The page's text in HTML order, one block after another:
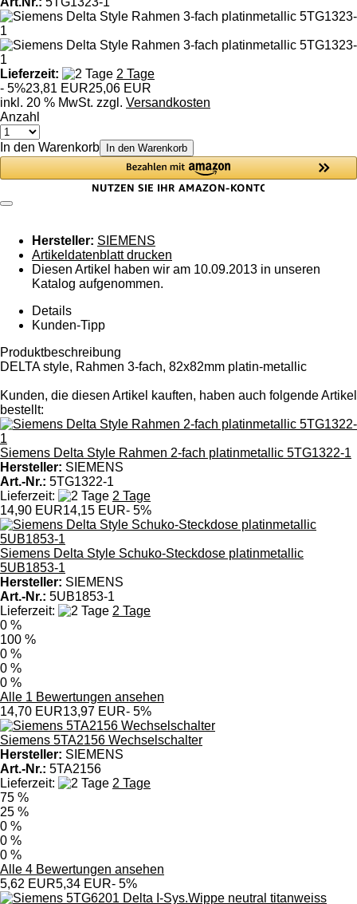
Lieferzeit:
2 Tage
- 5%23,81 EUR25,06 EUR
inkl. 20 % MwSt. zzgl. Versandkosten
Anzahl
In den Warenkorb In den Warenkorb
Hersteller: SIEMENS
Artikeldatenblatt drucken
Diesen Artikel haben wir am 10.09.2013 in unseren
Katalog aufgenommen.
Details
Kunden-Tipp
Produktbeschreibung
DELTA style, Rahmen 3-fach, 82x82mm platin-metallic
Kunden, die diesen Artikel kauften, haben auch folgende Artikel
bestellt:
Siemens Delta Style Rahmen 2-fach platinmetallic 5TG1322-1
Hersteller: SIEMENS
Art.-Nr.: 5TG1322-1
Lieferzeit:
2 Tage
14,90 EUR14,15 EUR- 5%
Siemens Delta Style Schuko-Steckdose platinmetallic
5UB1853-1
Hersteller: SIEMENS
Art.-Nr.: 5UB1853-1
Lieferzeit:
2 Tage
0 %
100 %
0 %
0 %
0 %
Alle 1 Bewertungen ansehen
14,70 EUR13,97 EUR- 5%
Siemens 5TA2156 Wechselschalter
Hersteller: SIEMENS
Art.-Nr.: 5TA2156
Lieferzeit:
2 Tage
75 %
25 %
0 %
0 %
0 %
Alle 4 Bewertungen ansehen
5,62 EUR5,34 EUR- 5%